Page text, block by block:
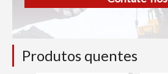
Produtos quentes